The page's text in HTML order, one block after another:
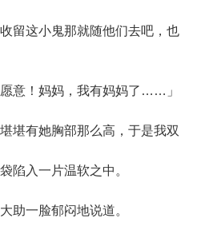
留这小鬼那就随他们去吧，也
！妈妈，我有妈妈了……」
堪有她胸部那么高，于是我双
陷入一片温软之中。
一脸郁闷地说道。